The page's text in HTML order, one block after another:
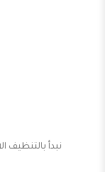
نبدأ بالتنظيف